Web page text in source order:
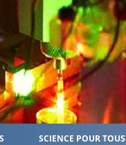
SCIENCE POUR TOUS